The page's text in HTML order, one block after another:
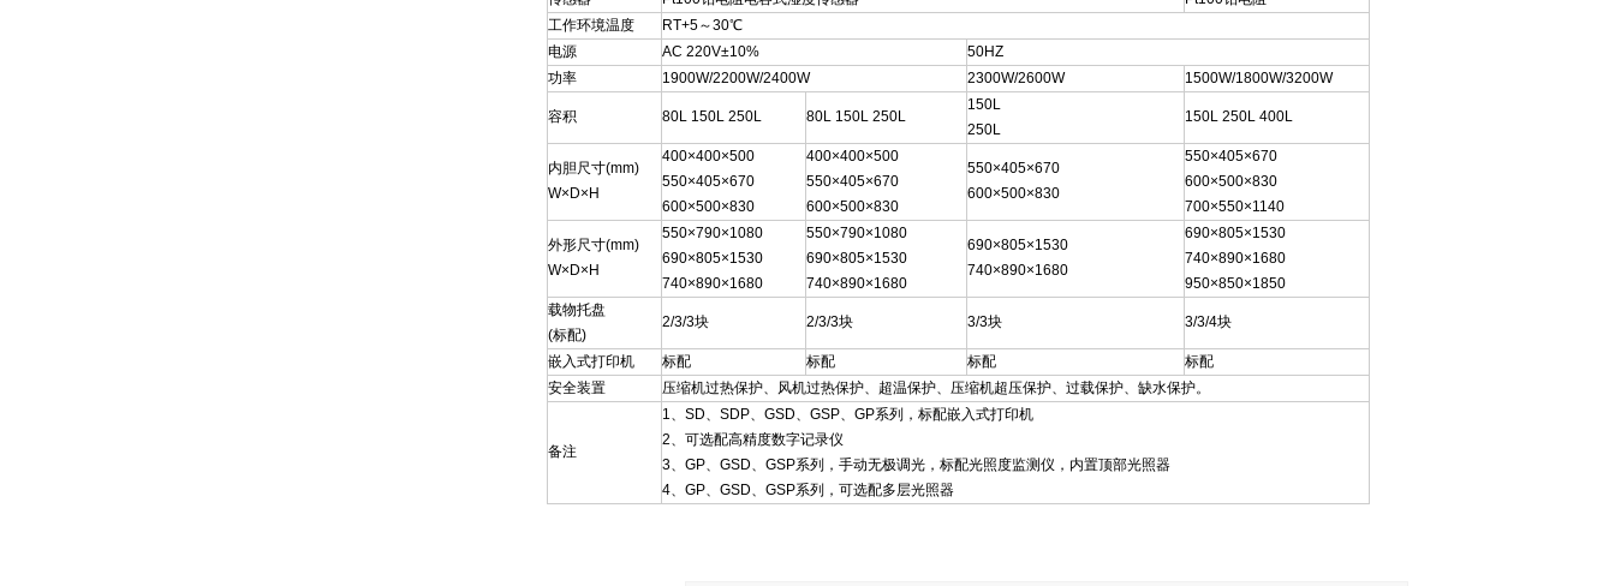
工作环境温度
RT+5～30℃
电源
AC 220V±10%
50HZ
功率
1900W/2200W/2400W 2300W/2600W 1500W/1800W/3200W
容积 80L 150L 250L 80L 150L 250L
150L
250L
150L 250L 400L
内胆尺寸(mm)
W×D×H
400×400×500
550×405×670
600×500×830
400×400×500
550×405×670
600×500×830
550×405×670
600×500×830
550×405×670
600×500×830
700×550×1140
外形尺寸(mm)
W×D×H
550×790×1080
690×805×1530
740×890×1680
550×790×1080
690×805×1530
740×890×1680
690×805×1530
740×890×1680
690×805×1530
740×890×1680
950×850×1850
载物托盘
(标配)
2/3/3块 2/3/3块 3/3块 3/3/4块
嵌入式打印机 标配 标配 标配
标配
安全装置
压缩机过热保护、风机过热保护、超温保护、压缩机超压保护、过载保护、缺水保护。
备注
1、SD、SDP、GSD、GSP、GP系列，标配嵌入式打印机
2、可选配高精度数字记录仪
3、GP、GSD、GSP系列，手动无极调光，标配光照度监测仪，内置顶部光照器
4、GP、GSD、GSP系列，可选配多层光照器